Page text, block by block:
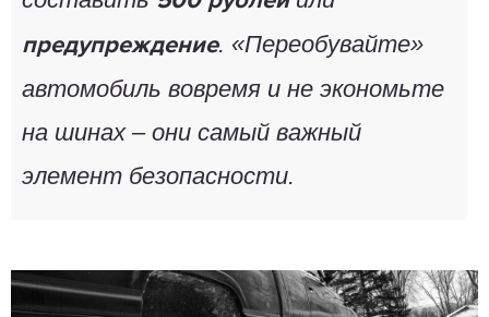
предупреждение. «Переобувайте»
автомобиль вовремя и не экономьте
на шинах – они самый важный
элемент безопасности.